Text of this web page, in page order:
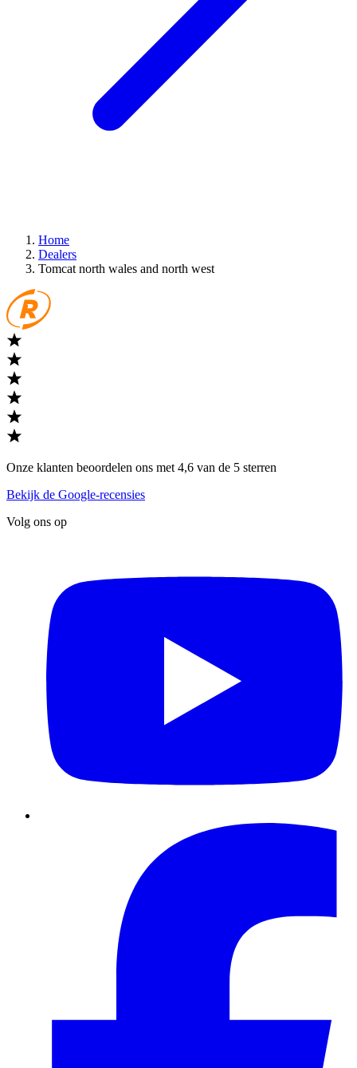
Home
Dealers
Tomcat north wales and north west
Onze klanten beoordelen ons met 4,6 van de 5 sterren
Bekijk de Google-recensies
Volg ons op